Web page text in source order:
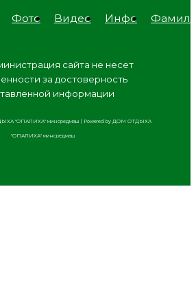
Фото Видео Инфо
инистрация сайта не несет
за достоверность
информации
"ОПАЛИХА" минсредмаш | Powered by ДОМ ОТДЫХА
"ОПАЛИХА" минсредмаш